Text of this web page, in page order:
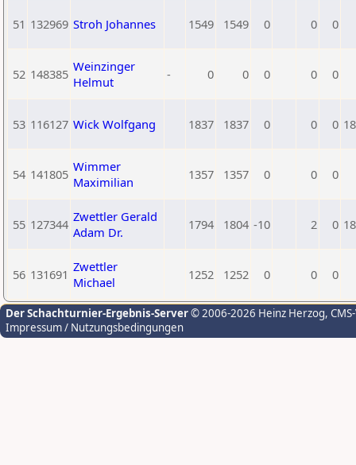
51 132969 Stroh Johannes 1549 1549 0 0 0
52 148385 Weinzinger
Helmut
- 0 0 0 0 0
53 116127 Wick Wolfgang 1837 1837 0 0 0
54 141805 Wimmer
Maximilian
1357 1357 0 0 0
55 127344 Zwettler Gerald
Adam Dr.
1794 1804 -10 2 0
56 131691 Zwettler
Michael
1252 1252 0 0 0
Der Schachturnier-Ergebnis-Server© 2006-2026 Heinz Herzog,
Impressum / Nutzungsbedingungen